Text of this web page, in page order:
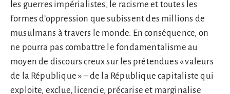
les guerres impérialistes, le racisme et toutes les
formes d’oppression que subissent des millions de
musulmans à travers le monde. En conséquence, on
ne pourra pas combattre le fondamentalisme au
moyen de discours creux sur les prétendues « valeurs
de la République » – de la République capitaliste qui
exploite, exclue, licencie, précarise et marginalise